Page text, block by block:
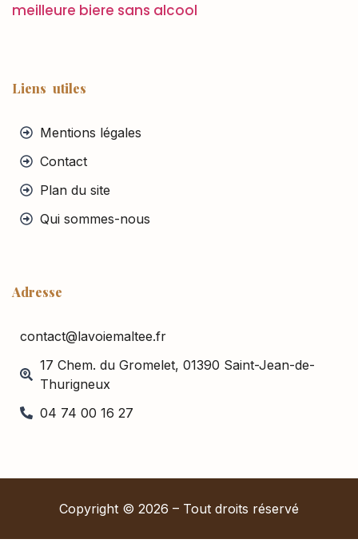
meilleure biere sans alcool
Liens utiles
Mentions légales
Contact
Plan du site
Qui sommes-nous
Adresse
contact@lavoiemaltee.fr
17 Chem. du Gromelet, 01390 Saint-Jean-de-
Thurigneux
04 74 00 16 27
Copyright © 2026 – Tout droits réservé